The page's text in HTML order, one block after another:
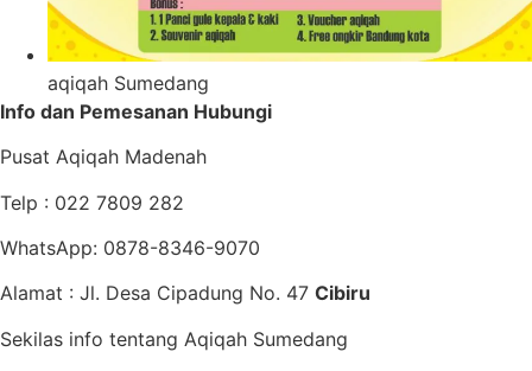
aqiqah Sumedang
Info dan Pemesanan Hubungi
Pusat Aqiqah Madenah
Telp : 022 7809 282
WhatsApp: 0878-8346-9070
Alamat : Jl. Desa Cipadung No. 47 Cibiru
Sekilas info tentang Aqiqah Sumedang